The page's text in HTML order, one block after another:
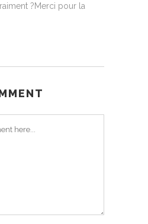
?Merci pour la